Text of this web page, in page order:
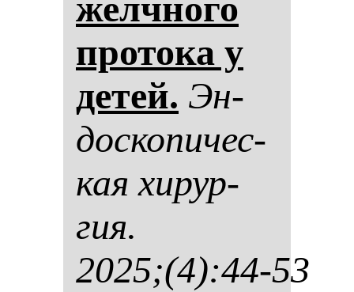
жел­чно­го
про­то­ка у
де­тей. Эн­
дос­ко­пи­чес­
кая хи­рур­
гия.
2025;(4):44-53